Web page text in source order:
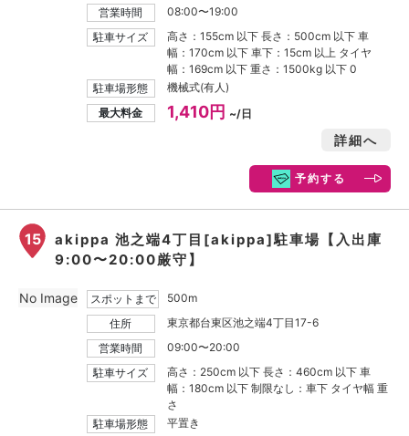
営業時間
08:00〜19:00
駐車サイズ
高さ：155cm 以下 長さ：500cm 以下 車
幅：170cm 以下 車下：15cm 以上 タイヤ
幅：169cm 以下 重さ：1500kg 以下 0
駐車場形態
機械式(有人)
最大料金
1,410円 ~/日
詳細へ
予約する
15
akippa 池之端4丁目[akippa]駐車場【入出庫
9:00〜20:00厳守】
スポットまで
500m
住所
東京都台東区池之端4丁目17-6
営業時間
09:00〜20:00
駐車サイズ
高さ：250cm 以下 長さ：460cm 以下 車
幅：180cm 以下 制限なし：車下 タイヤ幅 重
さ
駐車場形態
平置き
No Image